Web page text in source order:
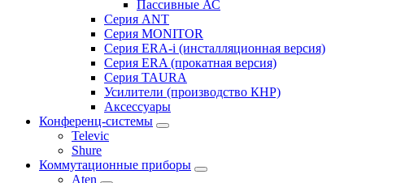
Пассивные АС
Серия ANT
Серия MONITOR
Серия ERA-i (инсталляционная версия)
Серия ERA (прокатная версия)
Серия TAURA
Усилители (производство КНР)
Аксессуары
Конференц-системы
Televic
Shure
Коммутационные приборы
Aten